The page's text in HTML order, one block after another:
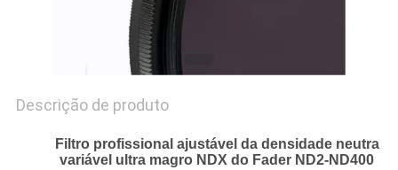
Descrição de produto
Filtro profissional ajustável da densidade neutra
variável ultra magro NDX do Fader ND2-ND400